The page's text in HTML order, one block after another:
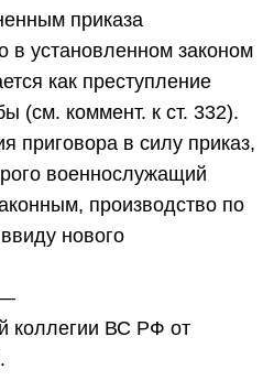
приказа
в установленном законом
как преступление
(см. коммент. к ст. 332).
приговора в силу приказ,
военнослужащий
производство по
нового
коллегии ВС РФ от